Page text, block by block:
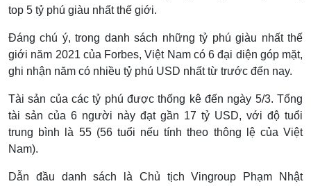
top 5 tỷ phú giàu nhất thế giới.
Đáng chú ý, trong danh sách những tỷ phú giàu nhất thế
giới năm 2021 của Forbes, Việt Nam có 6 đại diện góp mặt,
ghi nhận năm có nhiều tỷ phú USD nhất từ trước đến nay.
Tài sản của các tỷ phú được thống kê đến ngày 5/3. Tổng
tài sản của 6 người này đạt gần 17 tỷ USD, với độ tuổi
trung bình là 55 (56 tuổi nếu tính theo thông lệ của Việt
Nam).
Dẫn đầu danh sách là Chủ tịch Vingroup Phạm Nhật